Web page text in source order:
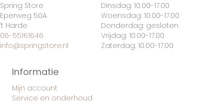
Spring Store
Eperweg 50A
’t Harde
06-55161646
info@springstore.nl
Dinsdag: 10.00-17.00
Woensdag: 10.00-17.00
Donderdag: gesloten
Vrijdag: 10.00-17.00
Zaterdag: 10.00-17.00
Informatie
Mijn account
Service en onderhoud